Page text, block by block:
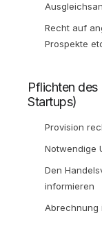
Recht auf
Prospekte
Pflichten des
Startups)
Provision
Notwendige
Den
informieren
Abrechnung